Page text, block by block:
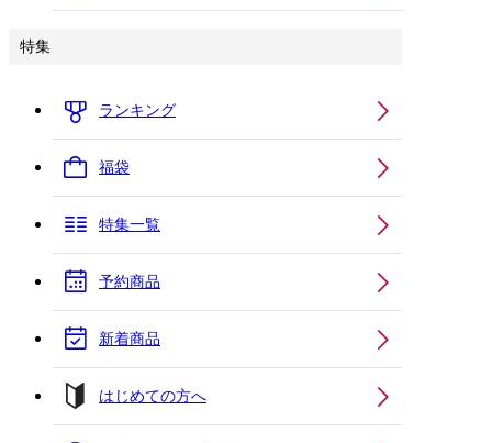
特集
ランキング
福袋
特集一覧
予約商品
新着商品
はじめての方へ